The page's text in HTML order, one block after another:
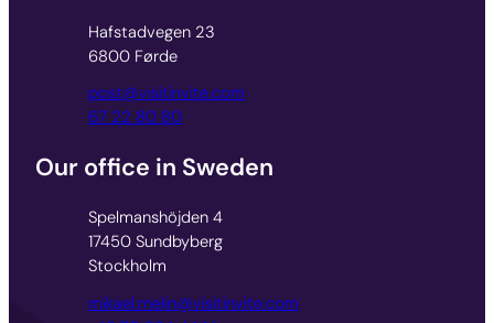
Hafstadvegen 23
6800 Førde
post@visitinvite.com
67 22 80 80
Our office in Sweden
Spelmanshöjden 4
17450 Sundbyberg
Stockholm
mikael.melin@visitinvite.com